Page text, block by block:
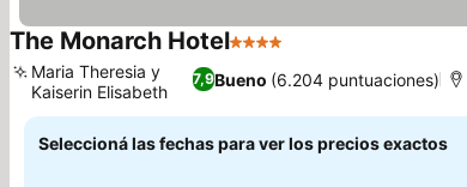
The Monarch Hotel4 Estrellas
7,9Bueno (6.204 puntuaciones)
Maria Theresia y
Kaiserin Elisabeth
Seleccioná las fechas para ver los precios exactos